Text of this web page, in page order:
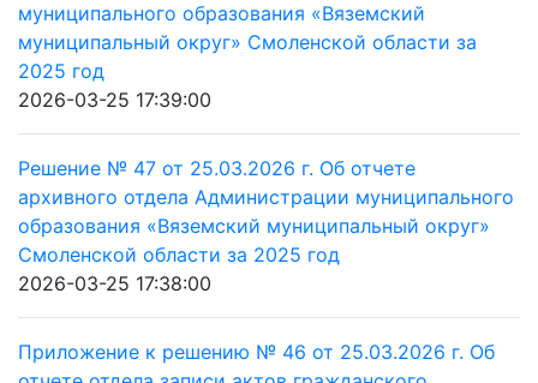
муниципального образования «Вяземский
муниципальный округ» Смоленской области за
2025 год
2026-03-25 17:39:00
Решение № 47 от 25.03.2026 г. Об отчете
архивного отдела Администрации муниципального
образования «Вяземский муниципальный округ»
Смоленской области за 2025 год
2026-03-25 17:38:00
Приложение к решению № 46 от 25.03.2026 г. Об